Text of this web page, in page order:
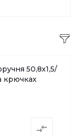
50,8х1,5/
крючках